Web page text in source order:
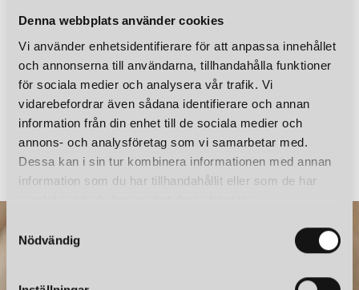
Denna webbplats använder cookies
Vi använder enhetsidentifierare för att anpassa innehållet
och annonserna till användarna, tillhandahålla funktioner
för sociala medier och analysera vår trafik. Vi
vidarebefordrar även sådana identifierare och annan
information från din enhet till de sociala medier och
annons- och analysföretag som vi samarbetar med.
Dessa kan i sin tur kombinera informationen med annan
information som du har tillhandahållit eller som de har
Nödvändig
PORTA PORTABEL BORDSLAMPA RÖD
1 215 kr
1 215 kr